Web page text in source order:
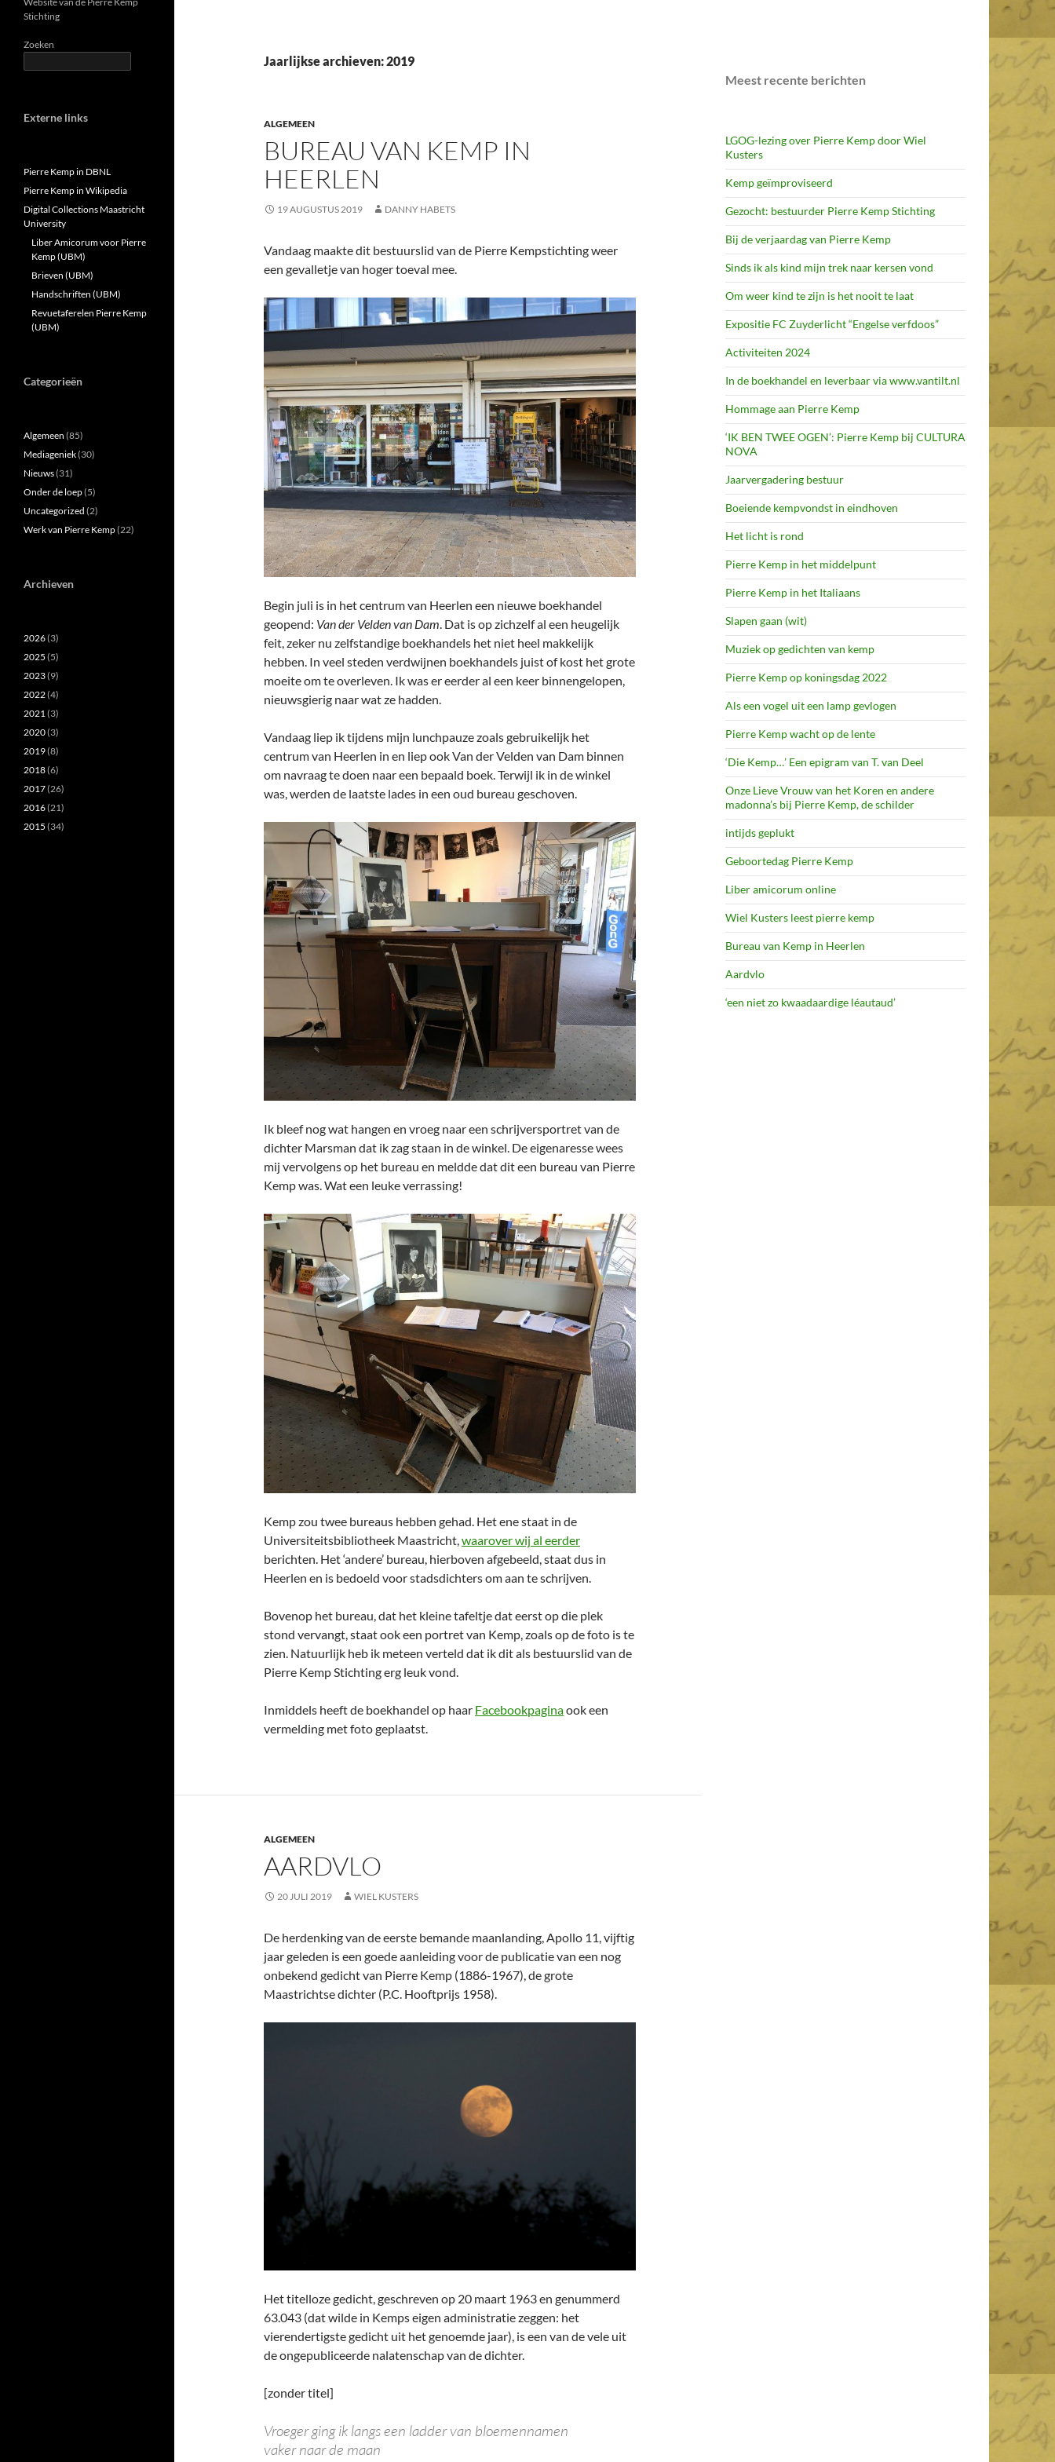
Jaarlijkse archieven: 2019
ALGEMEEN
BUREAU VAN KEMP IN
HEERLEN
19 AUGUSTUS 2019 DANNY HABETS
Vandaag maakte dit bestuurslid van de Pierre Kempstichting weer
een gevalletje van hoger toeval mee.
Begin juli is in het centrum van Heerlen een nieuwe boekhandel
geopend: Van der Velden van Dam . Dat is op zichzelf al een heugelijk
feit, zeker nu zelfstandige boekhandels het niet heel makkelijk
hebben. In veel steden verdwijnen boekhandels juist of kost het grote
moeite om te overleven. Ik was er eerder al een keer binnengelopen,
nieuwsgierig naar wat ze hadden.
Vandaag liep ik tijdens mijn lunchpauze zoals gebruikelijk het
centrum van Heerlen in en liep ook Van der Velden van Dam binnen
om navraag te doen naar een bepaald boek. Terwijl ik in de winkel
was, werden de laatste lades in een oud bureau geschoven.
Ik bleef nog wat hangen en vroeg naar een schrijversportret van de
dichter Marsman dat ik zag staan in de winkel. De eigenaresse wees
mij vervolgens op het bureau en meldde dat dit een bureau van Pierre
Kemp was. Wat een leuke verrassing!
Kemp zou twee bureaus hebben gehad. Het ene staat in de
Universiteitsbibliotheek Maastricht, waarover wij al eerder
berichten. Het ‘andere’ bureau, hierboven afgebeeld, staat dus in
Heerlen en is bedoeld voor stadsdichters om aan te schrijven.
Bovenop het bureau, dat het kleine tafeltje dat eerst op die plek
stond vervangt, staat ook een portret van Kemp, zoals op de foto is te
zien. Natuurlijk heb ik meteen verteld dat ik dit als bestuurslid van de
Pierre Kemp Stichting erg leuk vond.
Inmiddels heeft de boekhandel op haar Facebookpaginaook een
vermelding met foto geplaatst.
ALGEMEEN
AARDVLO
20 JULI 2019 WIEL KUSTERS
De herdenking van de eerste bemande maanlanding, Apollo 11, vijftig
jaar geleden is een goede aanleiding voor de publicatie van een nog
onbekend gedicht van Pierre Kemp (1886-1967), de grote
Maastrichtse dichter (P.C. Hooftprijs 1958).
Het titelloze gedicht, geschreven op 20 maart 1963 en genummerd
63.043 (dat wilde in Kemps eigen administratie zeggen: het
vierendertigste gedicht uit het genoemde jaar), is een van de vele uit
de ongepubliceerde nalatenschap van de dichter.
[zonder titel]
Vroeger ging ik langs een ladder van bloemennamen
vaker naar de maan
Meest recente berichten
LGOG-lezing over Pierre Kemp door Wiel
Kusters
Kemp geïmproviseerd
Gezocht: bestuurder Pierre Kemp Stichting
Bij de verjaardag van Pierre Kemp
Sinds ik als kind mijn trek naar kersen vond
Om weer kind te zijn is het nooit te laat
Expositie FC Zuyderlicht “Engelse verfdoos”
Activiteiten 2024
In de boekhandel en leverbaar via www.vantilt.nl
Hommage aan Pierre Kemp
‘IK BEN TWEE OGEN’: Pierre Kemp bij CULTURA
NOVA
Jaarvergadering bestuur
Boeiende kempvondst in eindhoven
Het licht is rond
Pierre Kemp in het middelpunt
Pierre Kemp in het Italiaans
Slapen gaan (wit)
Muziek op gedichten van kemp
Pierre Kemp op koningsdag 2022
Als een vogel uit een lamp gevlogen
Pierre Kemp wacht op de lente
‘Die Kemp…’ Een epigram van T. van Deel
Onze Lieve Vrouw van het Koren en andere
madonna’s bij Pierre Kemp, de schilder
intijds geplukt
Geboortedag Pierre Kemp
Liber amicorum online
Wiel Kusters leest pierre kemp
Bureau van Kemp in Heerlen
Aardvlo
‘een niet zo kwaadaardige léautaud’
Stichting
Zoeken
Externe links
Pierre Kemp in DBNL
Pierre Kemp in Wikipedia
Digital Collections Maastricht
University
Liber Amicorum voor Pierre
Kemp (UBM)
Brieven (UBM)
Handschriften (UBM)
Revuetaferelen Pierre Kemp
(UBM)
Categorieën
Algemeen (85)
Mediageniek(30)
Nieuws(31)
Onder de loep(5)
Uncategorized (2)
Werk van Pierre Kemp(22)
Archieven
2026(3)
2025 (5)
2023(9)
2022(4)
2021(3)
2020(3)
2019(8)
2018(6)
2017(26)
2016(21)
2015 (34)